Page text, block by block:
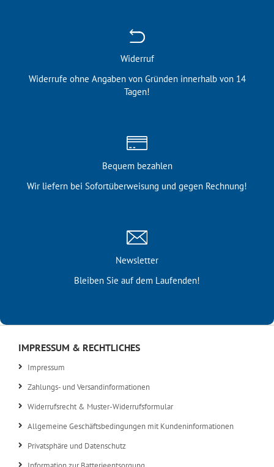
Widerruf
Widerrufe ohne Angaben von Gründen innerhalb von 14
Tagen!
Bequem bezahlen
Wir liefern bei Sofortüber­weisung und gegen Rechnung!
Newsletter
Bleiben Sie auf dem Laufenden!
IMPRESSUM & RECHTLICHES
Impressum
Zahlungs- und Versandinformationen
Widerrufsrecht & Muster-Widerrufsformular
Allgemeine Geschäftsbedingungen mit Kundeninformationen
Privatsphäre und Datenschutz